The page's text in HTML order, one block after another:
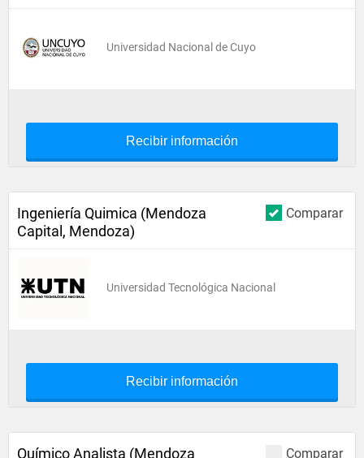
Universidad Nacional de Cuyo
Recibir información
Comparar
Ingeniería Quimica (Mendoza
Capital, Mendoza)
Universidad Tecnológica Nacional
Recibir información
Comparar
Químico Analista (Mendoza